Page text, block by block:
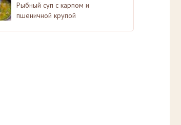
Рыбный суп с карпом и
пшеничной крупой